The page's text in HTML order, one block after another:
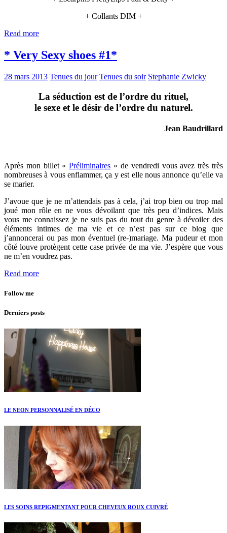
+ Collants DIM +
Read more
* Very Sexy shoes #1*
28 mars 2013 Tenues du jour Tenues du soir Stephanie Zwicky
La séduction est de l’ordre du rituel,
le sexe et le désir de l’ordre du naturel.
Jean Baudrillard
Après mon billet «Préliminaires » de vendredi vous avez très très
nombreuses à vous enflammer, ça y est elle nous annonce qu’elle va
se marier.
J’avoue que je ne m’attendais pas à cela, j’ai trop bien ou trop mal
joué mon rôle en ne vous dévoilant que très peu d’indices. Mais
vous me connaissez je ne suis pas du tout du genre à dévoiler des
éléments intimes de ma vie et ce n’est pas sur ce blog que
j’annoncerai ou pas mon éventuel (re-)mariage. Ma pudeur et mon
côté louve protègent cette case privée de ma vie. J’espère que vous
ne m’en voudrez pas.
Read more
Follow me
Derniers posts
LE NEON PERSONNALISÉ EN DÉCO
LES SOINS REPIGMENTANT POUR CHEVEUX ROUX CUIVRÉ